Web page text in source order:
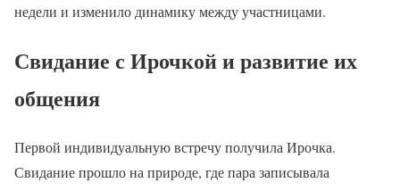
недели и изменило динамику между участницами.
Свидание с Ирочкой и развитие их
общения
Первой индивидуальную встречу получила Ирочка.
Свидание прошло на природе, где пара записывала